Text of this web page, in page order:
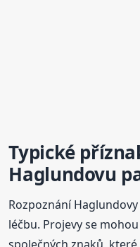
Typické
Haglundovu
Rozpoznání
léčbu. Projevy se